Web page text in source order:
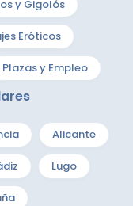
y Gigolós
Eróticos
Plazas y Empleo
Alicante
Lugo